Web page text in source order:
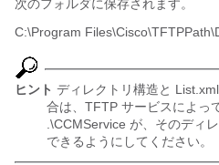
次のフォルダに保存されます。
C:\Program
ヒント ディレクトリ構造と
合は、TFTP サービスによっ
.\CCMService が、そのディ
できるようにしてください。